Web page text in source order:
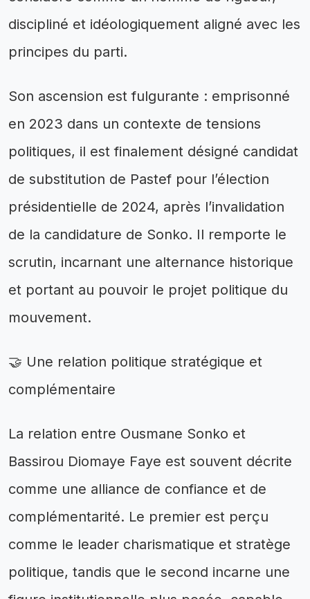
discipliné et idéologiquement aligné avec les
principes du parti.
Son ascension est fulgurante : emprisonné
en 2023 dans un contexte de tensions
politiques, il est finalement désigné candidat
de substitution de Pastef pour l’élection
présidentielle de 2024, après l’invalidation
de la candidature de Sonko. Il remporte le
scrutin, incarnant une alternance historique
et portant au pouvoir le projet politique du
mouvement.
🤝 Une relation politique stratégique et
complémentaire
La relation entre Ousmane Sonko et
Bassirou Diomaye Faye est souvent décrite
comme une alliance de confiance et de
complémentarité. Le premier est perçu
comme le leader charismatique et stratège
politique, tandis que le second incarne une